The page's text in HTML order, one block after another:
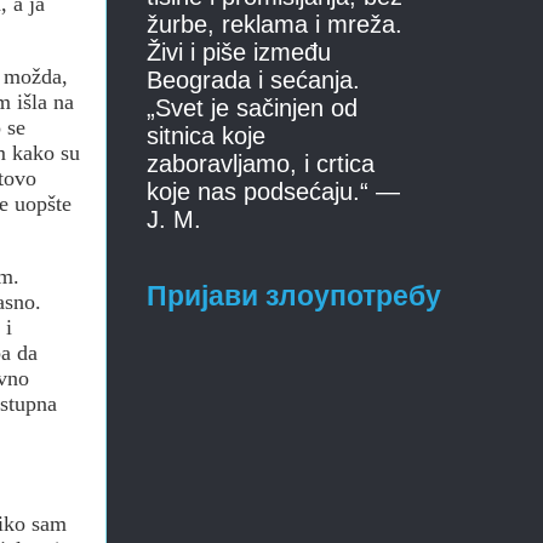
išla na
se
kako su
uopšte
i
da
sam
žurbe, reklama i mreža.
Živi i piše između
Beograda i sećanja.
„Svet je sačinjen od
sitnica koje
zaboravljamo, i crtica
koje nas podsećaju.“ —
J. M.
Пријави злоупотребу